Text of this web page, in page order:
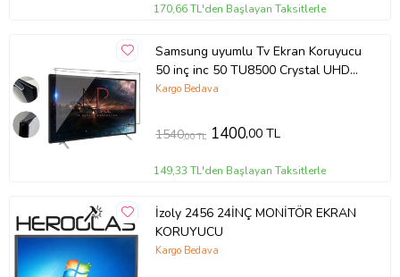
170,66 TL'den Başlayan Taksitlerle
Samsung uyumlu Tv Ekran Koruyucu
50 inç inc 50 TU8500 Crystal UHD
4K Smart TV
Kargo Bedava
1540,00 TL 1400,00 TL
149,33 TL'den Başlayan Taksitlerle
İzoly 2456 24İNÇ MONİTÖR EKRAN
KORUYUCU
Kargo Bedava